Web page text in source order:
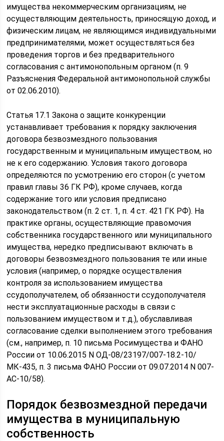
имущества некоммерческим организациям, не
осуществляющим деятельность, приносящую доход, и
физическим лицам, не являющимся индивидуальными
предпринимателями, может осуществляться без
проведения торгов и без предварительного
согласования с антимонопольным органом (п. 9
Разъяснения Федеральной антимонопольной службы
от 02.06.2010).
Статья 17.1 Закона о защите конкуренции
устанавливает требования к порядку заключения
договора безвозмездного пользования
государственным и муниципальным имуществом, но
не к его содержанию. Условия такого договора
определяются по усмотрению его сторон (с учетом
правил главы 36 ГК РФ), кроме случаев, когда
содержание того или условия предписано
законодательством (п. 2 ст. 1, п. 4 ст. 421 ГК РФ). На
практике органы, осуществляющие правомочия
собственника государственного или муниципального
имущества, нередко предписывают включать в
договоры безвозмездного пользования те или иные
условия (например, о порядке осуществления
контроля за использованием имущества
ссудополучателем, об обязанности ссудополучателя
нести эксплуатационные расходы в связи с
пользованием имуществом и т.д.), обуславливая
согласование сделки выполнением этого требования
(см., например, п. 10 письма Росимущества и ФАНО
России от 10.06.2015 N ОД-08/23197/007-18.2-10/
МК-435, п. 3 письма ФАНО России от 09.07.2014 N 007-
АС-10/58).
Порядок безвозмездной передачи
имущества в муниципальную
собственность